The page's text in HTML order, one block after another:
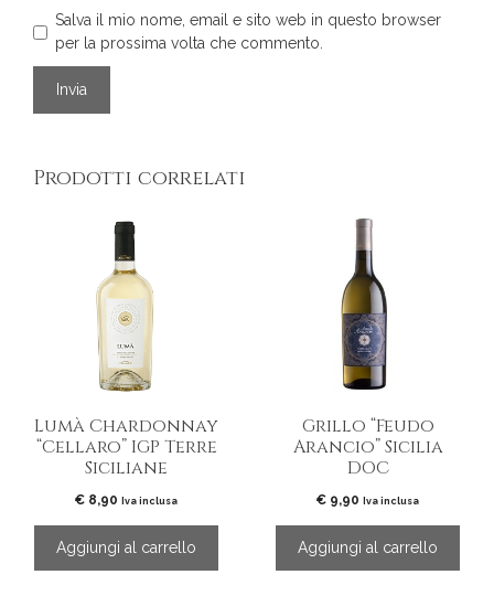
Salva il mio nome, email e sito web in questo browser
per la prossima volta che commento.
Prodotti correlati
Lumà Chardonnay
“Cellaro” IGP Terre
Siciliane
€ 8,90 Iva inclusa
Aggiungi al carrello
Grillo “Feudo
Arancio” Sicilia
DOC
€ 9,90 Iva inclusa
Aggiungi al carrello